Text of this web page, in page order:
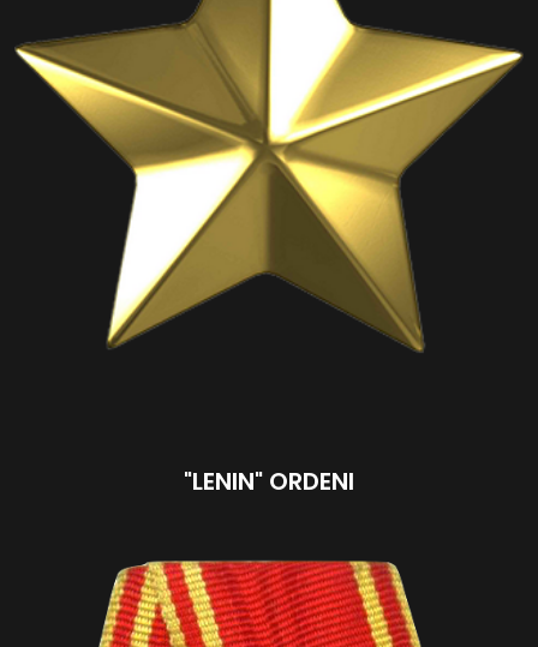
"LENIN" ORDENI